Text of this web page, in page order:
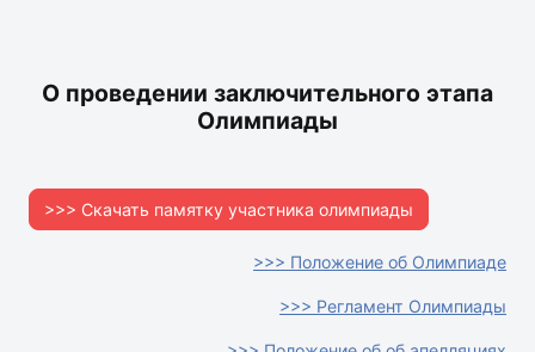
О проведении заключительного этапа
Олимпиады
>>> Скачать памятку участника олимпиады
>>> Положение об Олимпиаде
>>> Регламент Олимпиады